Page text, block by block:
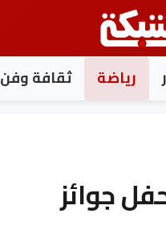
رياضة ثقافة وفن
جوائز